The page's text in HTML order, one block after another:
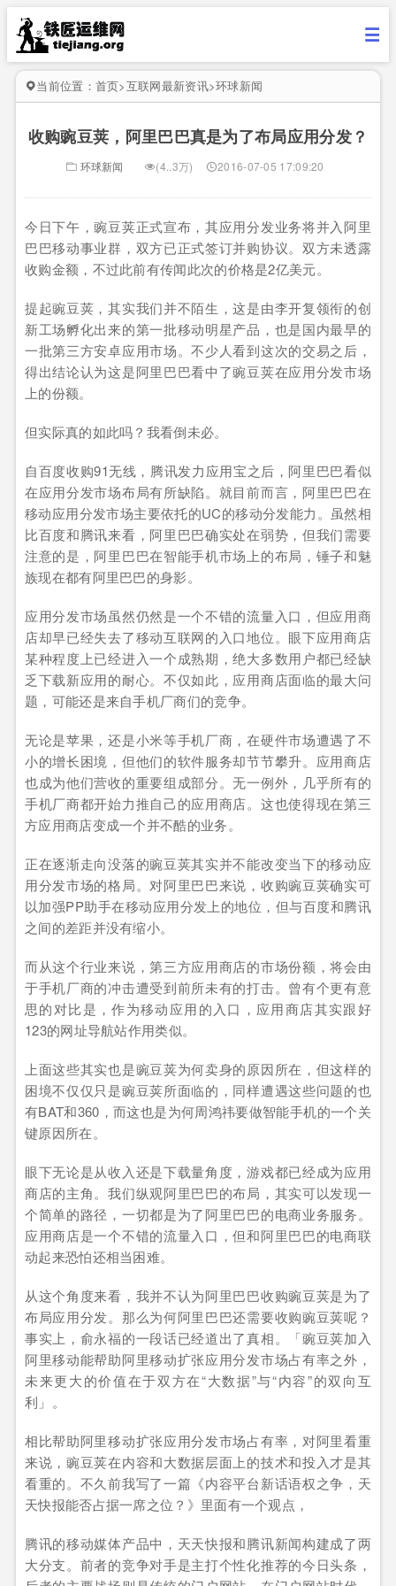
当前位置： 首页>互联网最新资讯>环球新闻
收购豌豆荚，阿里巴巴真是为了布局应用分发？
环球新闻 (4..3万) 2016-07-05 17:09:20
今日下午，豌豆荚正式宣布，其应用分发业务将并入阿里
巴巴移动事业群，双方已正式签订并购协议。双方未透露
收购金额，不过此前有传闻此次的价格是2亿美元。
提起豌豆荚，其实我们并不陌生，这是由李开复领衔的创
新工场孵化出来的第一批移动明星产品，也是国内最早的
一批第三方安卓应用市场。不少人看到这次的交易之后，
得出结论认为这是阿里巴巴看中了豌豆荚在应用分发市场
上的份额。
但实际真的如此吗？我看倒未必。
自百度收购91无线，腾讯发力应用宝之后，阿里巴巴看似
在应用分发市场布局有所缺陷。就目前而言，阿里巴巴在
移动应用分发市场主要依托的UC的移动分发能力。虽然相
比百度和腾讯来看，阿里巴巴确实处在弱势，但我们需要
注意的是，阿里巴巴在智能手机市场上的布局，锤子和魅
族现在都有阿里巴巴的身影。
应用分发市场虽然仍然是一个不错的流量入口，但应用商
店却早已经失去了移动互联网的入口地位。眼下应用商店
某种程度上已经进入一个成熟期，绝大多数用户都已经缺
乏下载新应用的耐心。不仅如此，应用商店面临的最大问
题，可能还是来自手机厂商们的竞争。
无论是苹果，还是小米等手机厂商，在硬件市场遭遇了不
小的增长困境，但他们的软件服务却节节攀升。应用商店
也成为他们营收的重要组成部分。无一例外，几乎所有的
手机厂商都开始力推自己的应用商店。这也使得现在第三
方应用商店变成一个并不酷的业务。
正在逐渐走向没落的豌豆荚其实并不能改变当下的移动应
用分发市场的格局。对阿里巴巴来说，收购豌豆荚确实可
以加强PP助手在移动应用分发上的地位，但与百度和腾讯
之间的差距并没有缩小。
而从这个行业来说，第三方应用商店的市场份额，将会由
于手机厂商的冲击遭受到前所未有的打击。曾有个更有意
思的对比是，作为移动应用的入口，应用商店其实跟好
123的网址导航站作用类似。
上面这些其实也是豌豆荚为何卖身的原因所在，但这样的
困境不仅仅只是豌豆荚所面临的，同样遭遇这些问题的也
有BAT和360，而这也是为何周鸿祎要做智能手机的一个关
键原因所在。
眼下无论是从收入还是下载量角度，游戏都已经成为应用
商店的主角。我们纵观阿里巴巴的布局，其实可以发现一
个简单的路径，一切都是为了阿里巴巴的电商业务服务。
应用商店是一个不错的流量入口，但和阿里巴巴的电商联
动起来恐怕还相当困难。
从这个角度来看，我并不认为阿里巴巴收购豌豆荚是为了
布局应用分发。那么为何阿里巴巴还需要收购豌豆荚呢？
事实上，俞永福的一段话已经道出了真相。「豌豆荚加入
阿里移动能帮助阿里移动扩张应用分发市场占有率之外，
未来更大的价值在于双方在“大数据”与“内容”的双向互
利」。
相比帮助阿里移动扩张应用分发市场占有率，对阿里看重
来说，豌豆荚在内容和大数据层面上的技术和投入才是其
看重的。不久前我写了一篇《内容平台新话语权之争，天
天快报能否占据一席之位？》里面有一个观点，
腾讯的移动媒体产品中，天天快报和腾讯新闻构建成了两
大分支。前者的竞争对手是主打个性化推荐的今日头条，